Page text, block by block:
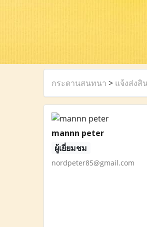
กระดานสนทนา > แจ้งส่งสิ
mannn peter
ผู้เยี่ยมชม
nordpeter85@gmail.com